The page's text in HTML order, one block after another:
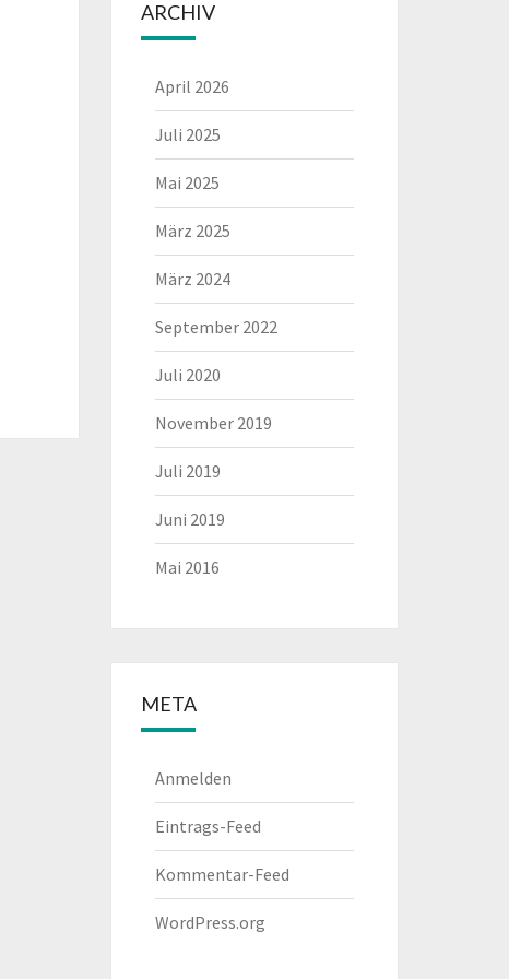
ARCHIV
April 2026
Juli 2025
Mai 2025
März 2025
März 2024
September 2022
Juli 2020
November 2019
Juli 2019
Juni 2019
Mai 2016
META
Anmelden
Eintrags-Feed
Kommentar-Feed
WordPress.org